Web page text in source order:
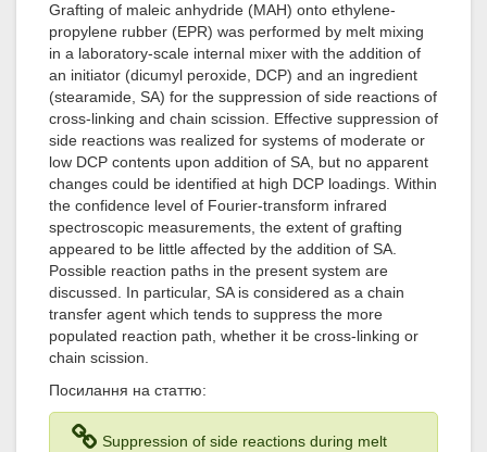
Grafting of maleic anhydride (MAH) onto ethylene-
propylene rubber (EPR) was performed by melt mixing
in a laboratory-scale internal mixer with the addition of
an initiator (dicumyl peroxide, DCP) and an ingredient
(stearamide, SA) for the suppression of side reactions of
cross-linking and chain scission. Effective suppression of
side reactions was realized for systems of moderate or
low DCP contents upon addition of SA, but no apparent
changes could be identified at high DCP loadings. Within
the confidence level of Fourier-transform infrared
spectroscopic measurements, the extent of grafting
appeared to be little affected by the addition of SA.
Possible reaction paths in the present system are
discussed. In particular, SA is considered as a chain
transfer agent which tends to suppress the more
populated reaction path, whether it be cross-linking or
chain scission.
Посилання на статтю:
Suppression of side reactions during melt